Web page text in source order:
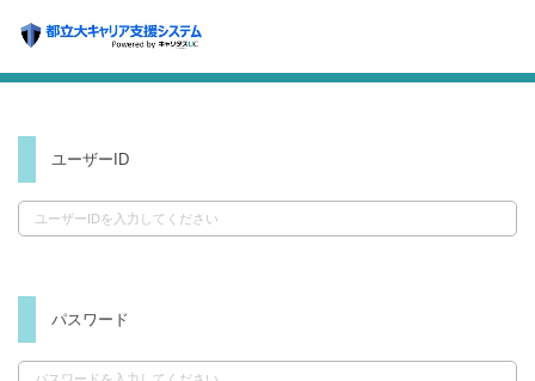
ユーザーID
パスワード